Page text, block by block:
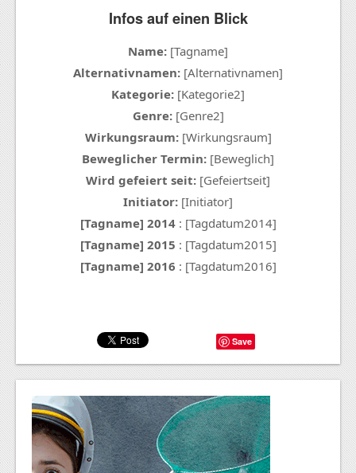
Infos auf einen Blick
Name: [Tagname]
Alternativnamen: [Alternativnamen]
Kategorie: [Kategorie2]
Genre:[Genre2]
Wirkungsraum:[Wirkungsraum]
Beweglicher Termin: [Beweglich]
Wird gefeiert seit: [Gefeiertseit]
Initiator: [Initiator]
[Tagname] 2014 : [Tagdatum2014]
[Tagname] 2015 : [Tagdatum2015]
[Tagname] 2016 : [Tagdatum2016]
Save